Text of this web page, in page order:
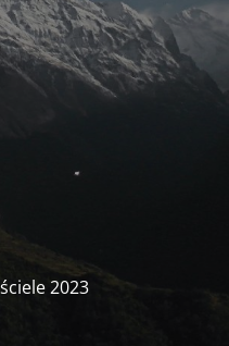
2023